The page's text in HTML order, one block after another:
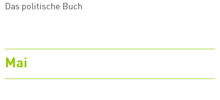
Das politische Buch
Mai